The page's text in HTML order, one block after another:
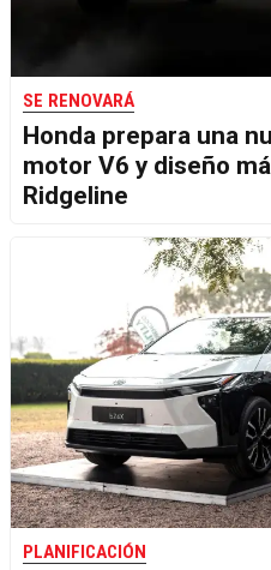
SE RENOVARÁ
Honda prepara una
motor V6 y diseño
Ridgeline
PLANIFICACIÓN